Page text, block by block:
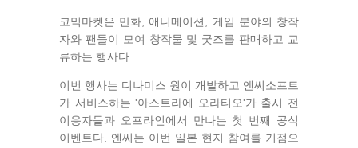
코믹마켓은 만화, 애니메이션, 게임 분야의 창작
자와 팬들이 모여 창작물 및 굿즈를 판매하고 교
류하는 행사다.
이번 행사는 디나미스 원이 개발하고 엔씨소프트
가 서비스하는 '아스트라에 오라티오'가 출시 전
이용자들과 오프라인에서 만나는 첫 번째 공식
이벤트다. 엔씨는 이번 일본 현지 참여를 기점으